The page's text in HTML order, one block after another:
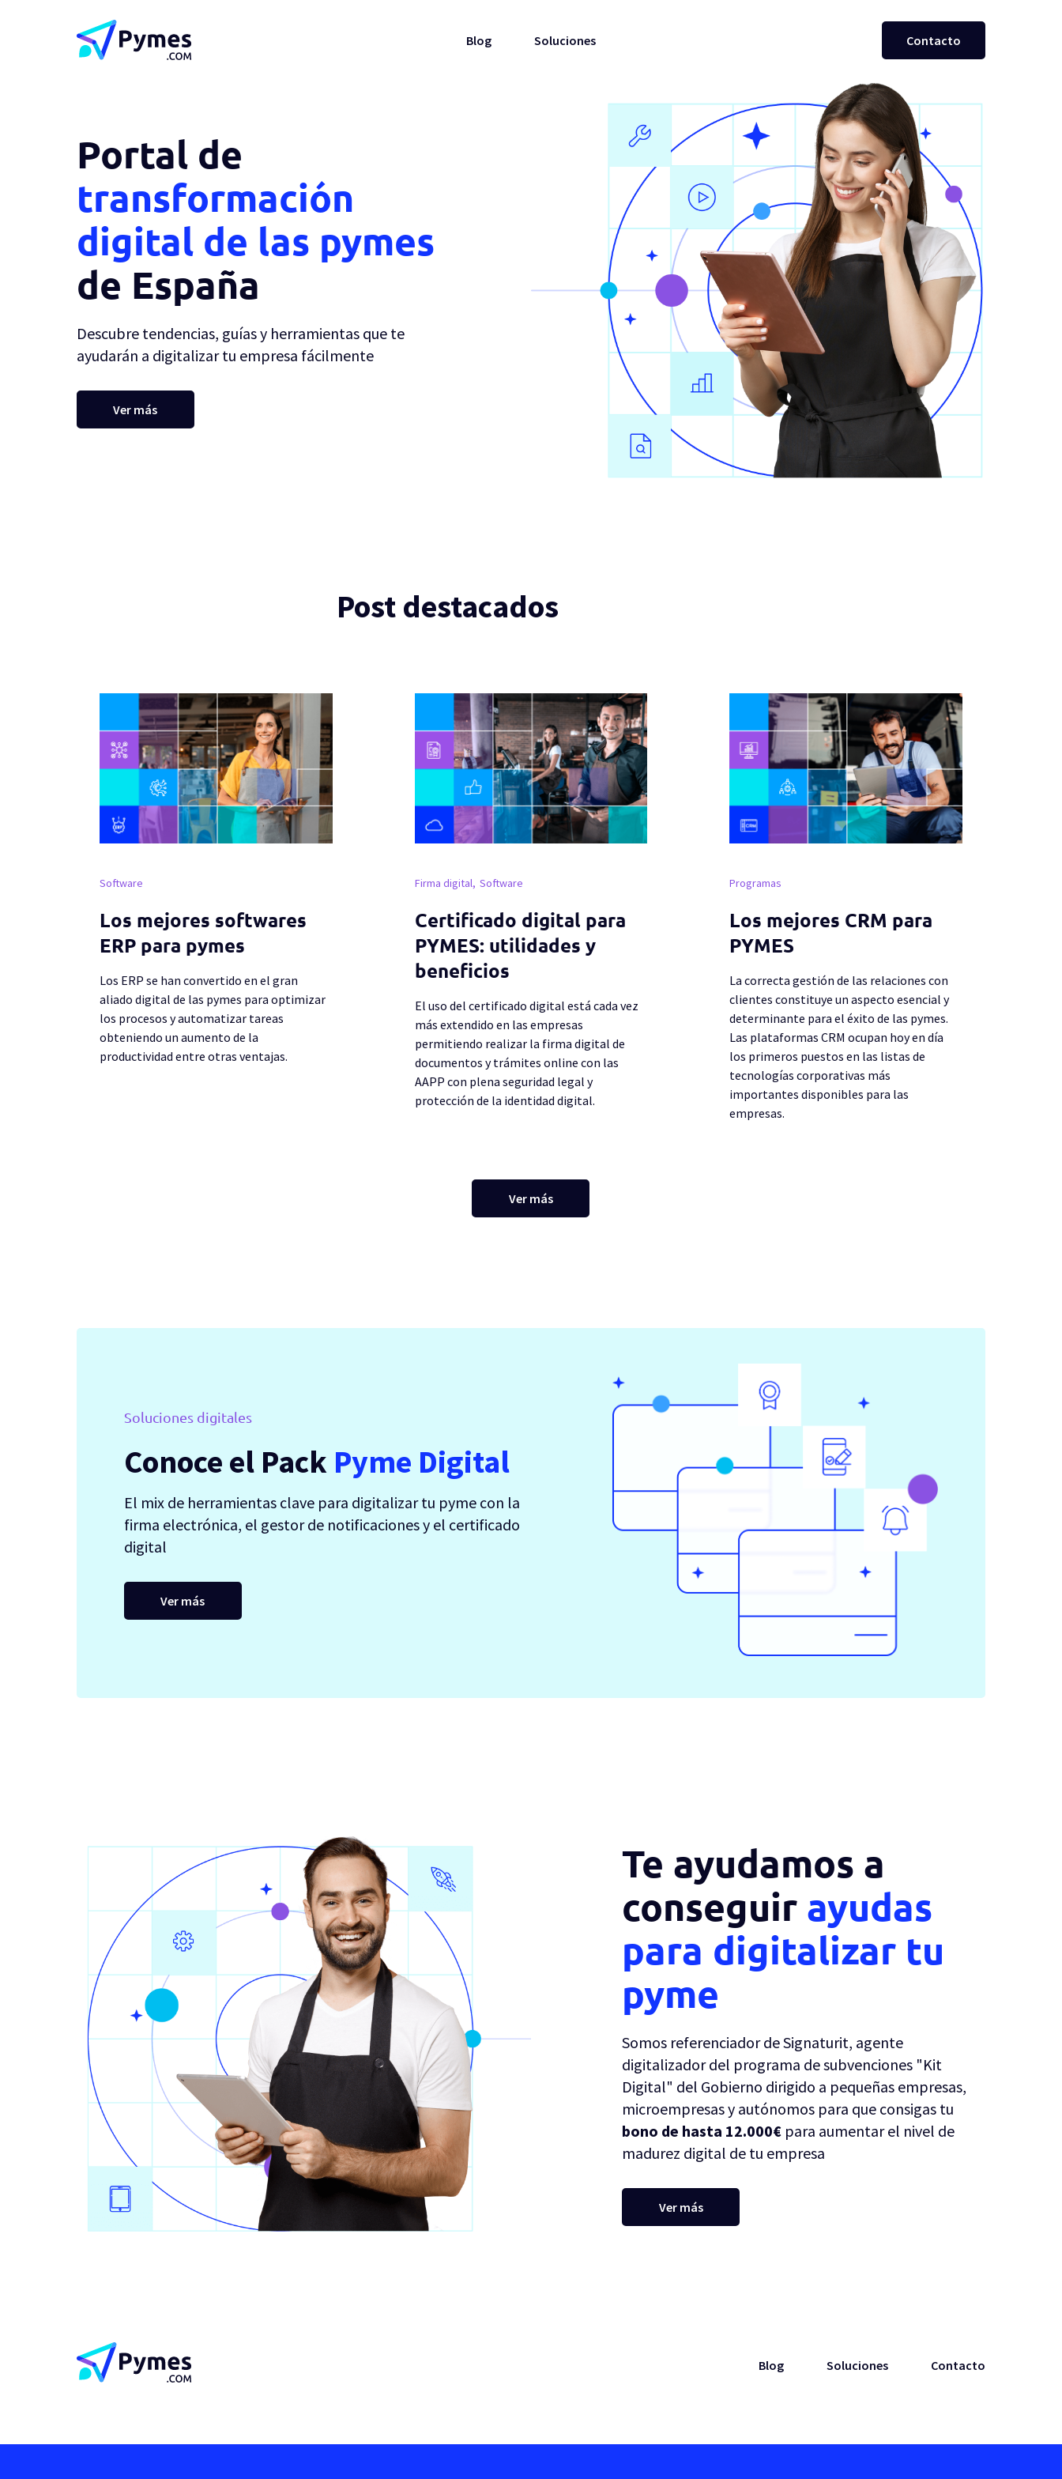
Blog Soluciones Contacto
Portal de
transformación
digital de las pymes
de España
Descubre tendencias, guías y herramientas que te
ayudarán a digitalizar tu empresa fácilmente
Ver más
Post destacados
Software
Los mejores softwares
ERP para pymes
Los ERP se han convertido en el gran
aliado digital de las pymes para optimizar
los procesos y automatizar tareas
obteniendo un aumento de la
productividad entre otras ventajas.
Firma digital Software
Certificado digital para
PYMES: utilidades y
beneficios
El uso del certificado digital está cada vez
más extendido en las empresas
permitiendo realizar la firma digital de
documentos y trámites online con las
AAPP con plena seguridad legal y
protección de la identidad digital.
Programas
Los mejores CRM para
PYMES
La correcta gestión de las relaciones con
clientes constituye un aspecto esencial y
determinante para el éxito de las pymes.
Las plataformas CRM ocupan hoy en día
los primeros puestos en las listas de
tecnologías corporativas más
importantes disponibles para las
empresas.
Ver más
Soluciones digitales
Conoce el Pack Pyme Digital
El mix de herramientas clave para digitalizar tu pyme con la
firma electrónica, el gestor de notificaciones y el certificado
digital
Ver más
Te ayudamos a
conseguir ayudas
para digitalizar tu
pyme
Somos referenciador de Signaturit, agente
digitalizador del programa de subvenciones "Kit
Digital" del Gobierno dirigido a pequeñas empresas,
microempresas y autónomos para que consigas tu
bono de hasta 12.000€ para aumentar el nivel de
madurez digital de tu empresa
Ver más
Blog Soluciones Contacto